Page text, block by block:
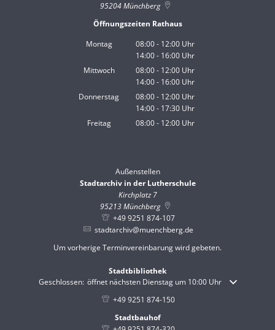
95204Münchberg
Öffnungszeiten Rathaus
Montag
08:00- 12:00 Uhr
Von 08:00 bis 12:00 Uhr
14:00- 16:00 Uhr
Von 14:00 bis 16:00 Uhr
Mittwoch 08:00- 12:00 Uhr
Von 08:00 bis 12:00 Uhr
14:00- 16:00 Uhr
Von 14:00 bis 16:00 Uhr
Donnerstag 08:00- 12:00 Uhr
Von 08:00 bis 12:00 Uhr
14:00- 17:30 Uhr
Von 14:00 bis 17:30 Uhr
Freitag 08:00- 12:00 Uhr
Außenstellen
Stadtarchiv in der Lutherschule
Kirchplatz 7
95213Münchberg
+49 9251 874-107
stadtarchiv@muenchberg.de
Um vorherige Terminvereinbarung wird gebeten.
Stadtbibliothek
Klicken, um weitere Öffnungs- oder Schließzeiten auszublenden
Geschlossen: öffnet nächsten Dienstag um 10:00 Uhr
+49 9251 874-150
Stadtbauhof